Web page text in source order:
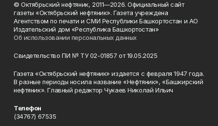
© Октябрьский нефтяник, 2011—2026. Официальный сайт
газеты «Октябрьский нефтяник». Газета учреждена
Агентством по печати и СМИ Республики Башкортостан и АО
Издательский дом «Республика Башкортостан»
Об использовании персональных данных
Свидетельство ПИ № ТУ 02-01857 от 19.05.2025
Газета «Октябрьский нефтяник» издается с февраля 1947 года.
В разные периоды носила название «Нефтяник», «Башкирский
нефтяник». Главный редактор Чукаев Николай Ильич
Телефон
(34767) 67535